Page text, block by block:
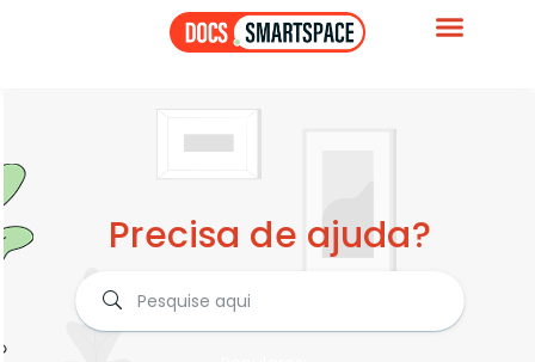
Precisa de ajuda?